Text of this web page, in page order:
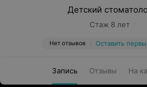
Детский
Стаж 8 лет
Нет отзывов Оставить
Запись Отзывы На